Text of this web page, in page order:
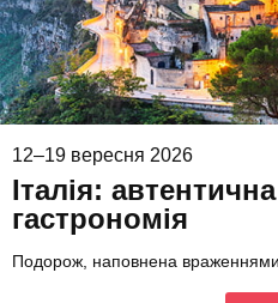
12–19 вересня 2026
Італія:
гастрономія
Подорож, наповнена враженнями